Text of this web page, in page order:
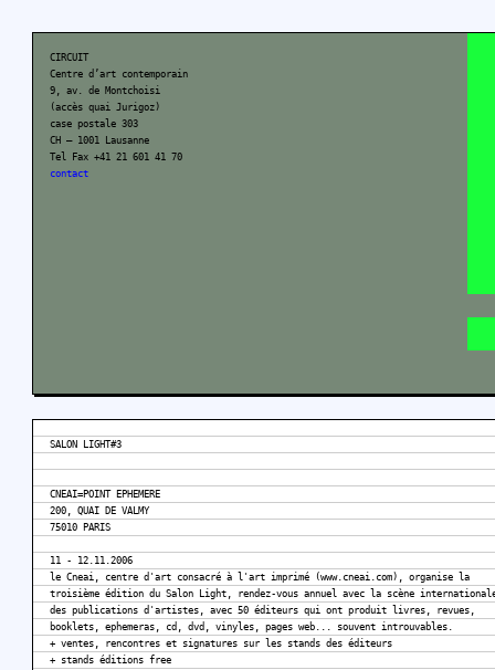
CIRCUIT
Centre d’art contemporain
9, av. de Montchoisi
(accès quai Jurigoz)
case postale 303
CH – 1001 Lausanne
Tel Fax +41 21 601 41 70
contact
SALON LIGHT#3
CNEAI=POINT EPHEMERE
200, QUAI DE VALMY
75010 PARIS
11 - 12.11.2006
le Cneai, centre d'art consacré à l'art imprimé (www.cneai.com), organise la
troisième édition du Salon Light, rendez-vous annuel avec la scène
des publications d'artistes, avec 50 éditeurs qui ont produit livres, revues,
booklets, ephemeras, cd, dvd, vinyles, pages web... souvent introuvables.
+ ventes, rencontres et signatures sur les stands des éditeurs
+ stands éditions free